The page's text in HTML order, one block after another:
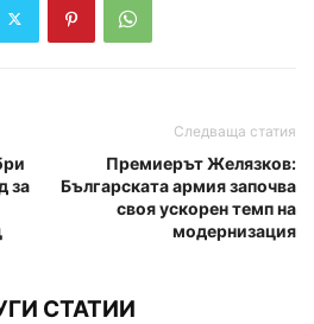
за
Следваща статия
Премиерът Желязков:
Българската армия започва
своя ускорен темп на
модернизация
СТАТИИ